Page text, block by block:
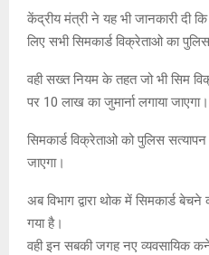
केंद्रीय मंत्री ने यह भी जानकारी दी
लिए सभी सिमकार्ड विक्रेताओ का
वही सख्त नियम के तहत जो भी सिम
पर 10 लाख का जुमार्ना लगाया जाएगा।
सिमकार्ड विक्रेताओ को पुलिस सत्यापन
जाएगा।
अब विभाग द्वारा थोक में सिमकार्ड
गया है।
वही इन सबकी जगह नए व्यवसायिक